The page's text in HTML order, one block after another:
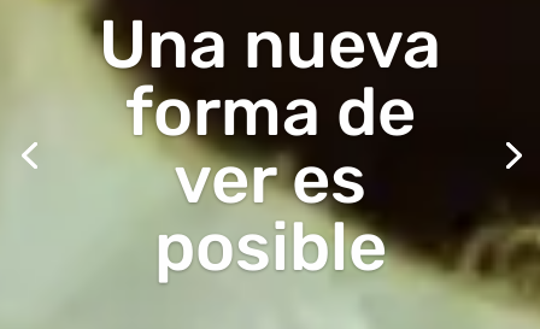
Una nueva
forma de
ver es
posible